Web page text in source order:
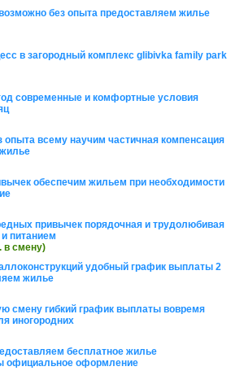
без опыта предоставляем жилье
в загородный комплекс glibivka family park
современные и комфортные условия
всему научим частичная компенсация
обеспечим жильем при необходимости
привычек порядочная и трудолюбивая
питанием
в смену)
удобный график выплаты 2
жилье
смену гибкий график выплаты вовремя
иногородних
бесплатное жилье
официальное оформление